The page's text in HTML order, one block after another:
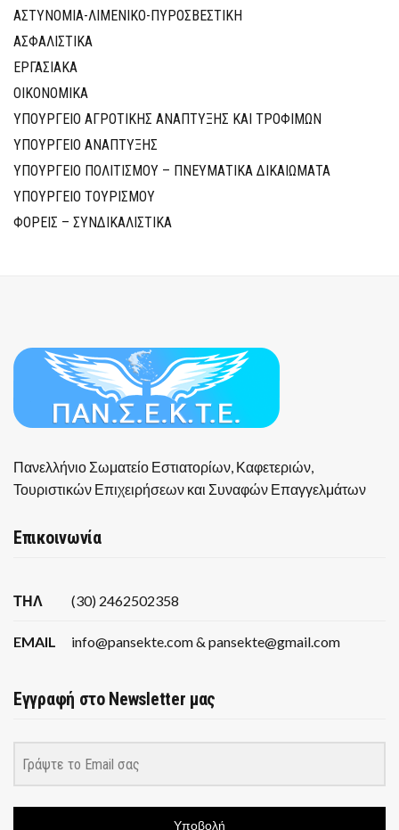
ΑΣΤΥΝΟΜΙΑ-ΛΙΜΕΝΙΚΟ-ΠΥΡΟΣΒΕΣΤΙΚΗ
ΑΣΦΑΛΙΣΤΙΚΑ
ΕΡΓΑΣΙΑΚΑ
ΟΙΚΟΝΟΜΙΚΑ
ΥΠΟΥΡΓΕΙΟ ΑΓΡΟΤΙΚΗΣ ΑΝΑΠΤΥΞΗΣ ΚΑΙ ΤΡΟΦΙΜΩΝ
ΥΠΟΥΡΓΕΙΟ ΑΝΑΠΤΥΞΗΣ
ΥΠΟΥΡΓΕΙΟ ΠΟΛΙΤΙΣΜΟΥ – ΠΝΕΥΜΑΤΙΚΑ ΔΙΚΑΙΩΜΑΤΑ
ΥΠΟΥΡΓΕΙΟ ΤΟΥΡΙΣΜΟΥ
ΦΟΡΕΙΣ – ΣΥΝΔΙΚΑΛΙΣΤΙΚΑ
Πανελλήνιο Σωματείο Εστιατορίων, Καφετεριών,
Τουριστικών Επιχειρήσεων και Συναφών Επαγγελμάτων
Επικοινωνία
ΤΗΛ (30) 2462502358
EMAIL info@pansekte.com & pansekte@gmail.com
Εγγραφή στο Newsletter μας
Υποβολή